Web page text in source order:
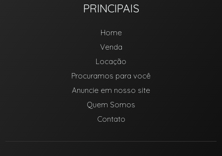
PRINCIPAIS
Home
Venda
Locação
Procuramos para você
Anuncie em nosso site
Quem Somos
Contato